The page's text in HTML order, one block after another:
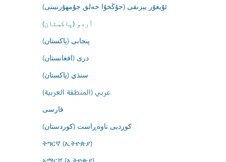
ئۇيغۇر يېزىقى (جۇڭخۇا خەلق جۇمھۇرىيىتى)
اُردو (پاکستان)
پنجابی (پاکستان)
درى (افغانستان)
سنڌي (پاکستان)
عربي (المنطقة العربية)
فارسى
کوردیی ناوەڕاست (کوردستان)
ትግርኛ (ኢትዮጵያ)
አማርኛ (ኢትዮጵያ)